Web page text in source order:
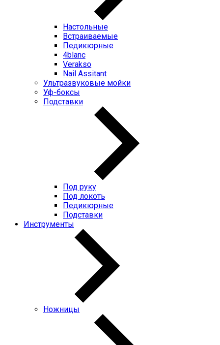
Настольные
Встраиваемые
Педикюрные
4blanc
Verakso
Nail Assitant
Ультразвуковые мойки
Уф-боксы
Подставки
Под руку
Под локоть
Педикюрные
Подставки
Инструменты
Ножницы